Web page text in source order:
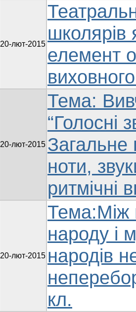
20-лют-2015
школярів
елемент
20-лют-2015
Тема:
“Голосні
Загальне
ноти,
ритмічні
20-лют-2015
Тема:Між
народу і
народів
кл.